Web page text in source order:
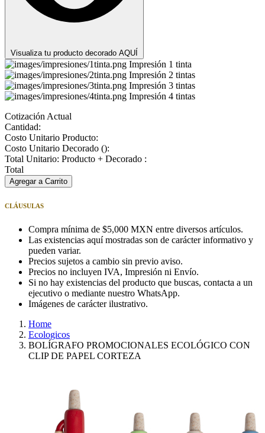
Visualiza tu producto decorado AQUÍ
Impresión 1 tinta
Impresión 2 tintas
Impresión 3 tintas
Impresión 4 tintas
Cotización Actual
Cantidad:
Costo Unitario Producto:
Costo Unitario Decorado ():
Total Unitario: Producto + Decorado :
Total
Agregar a Carrito
CLÁUSULAS
Compra mínima de $5,000 MXN entre diversos artículos.
Las existencias aquí mostradas son de carácter informativo y
pueden variar.
Precios sujetos a cambio sin previo aviso.
Precios no incluyen IVA, Impresión ni Envío.
Si no hay existencias del producto que buscas, contacta a un
ejecutivo o mediante nuestro WhatsApp.
Imágenes de carácter ilustrativo.
Home
Ecologicos
BOLÍGRAFO PROMOCIONALES ECOLÓGICO CON
CLIP DE PAPEL CORTEZA